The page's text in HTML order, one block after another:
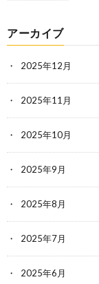
アーカイブ
2025年12月
2025年11月
2025年10月
2025年9月
2025年8月
2025年7月
2025年6月